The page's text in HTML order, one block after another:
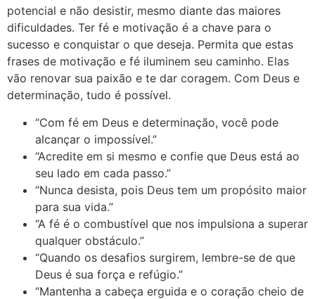
potencial e não desistir, mesmo diante das maiores
dificuldades. Ter fé e motivação é a chave para o
sucesso e conquistar o que deseja. Permita que estas
frases de motivação e fé iluminem seu caminho. Elas
vão renovar sua paixão e te dar coragem. Com Deus e
determinação, tudo é possível.
“Com fé em Deus e determinação, você pode
alcançar o impossível.”
“Acredite em si mesmo e confie que Deus está ao
seu lado em cada passo.”
“Nunca desista, pois Deus tem um propósito maior
para sua vida.”
“A fé é o combustível que nos impulsiona a superar
qualquer obstáculo.”
“Quando os desafios surgirem, lembre-se de que
Deus é sua força e refúgio.”
“Mantenha a cabeça erguida e o coração cheio de